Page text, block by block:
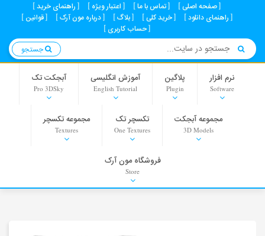
صفحه اصلی تماس با ما اعتبار ویژه
راهنمای خرید
راهنمای دانلود
خرید کلی بلاگ درباره مون آرک
قوانین
حساب کاربری
نرم افزار
Software
پلاگین
Plugin
آموزش انگلیسی
English Tutorial
آبجکت تک
Pro 3DSky
مجموعه آبجکت
3D Models
تکسچر تک
One Textures
مجموعه تکسچر
Textures
PNG-PSD
فروشگاه مون آرک
Store